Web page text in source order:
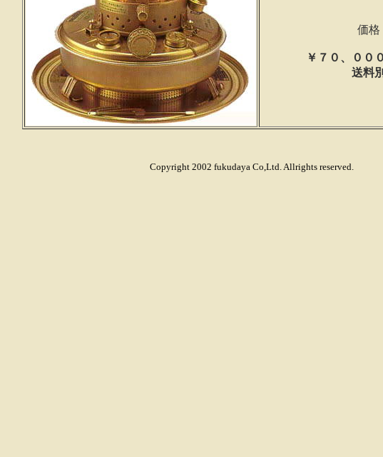
価格
￥７０、００
送料別
Copyright 2002 fukudaya Co,Ltd. Allrights reserved.